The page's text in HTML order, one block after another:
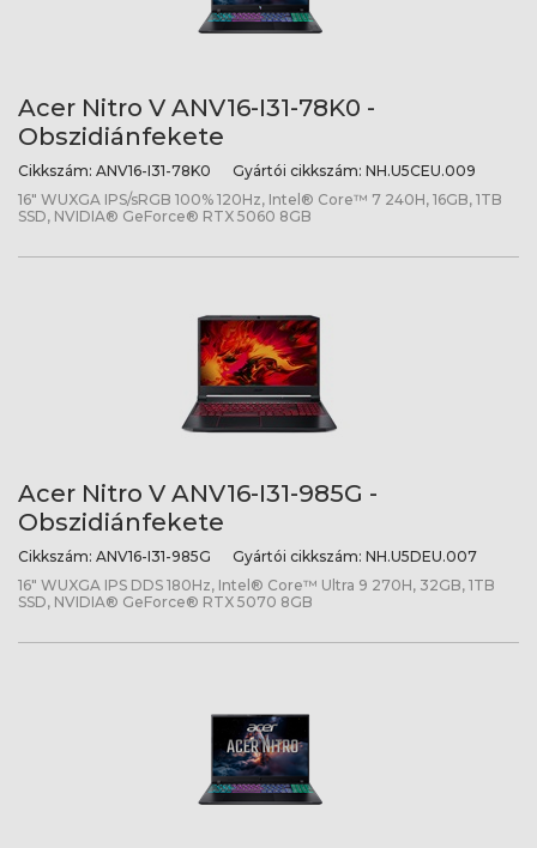
Acer Nitro V ANV16-I31-78K0 -
Obszidiánfekete
Cikkszám: ANV16-I31-78K0 Gyártói cikkszám: NH.U5CEU.009
16" WUXGA IPS/sRGB 100% 120Hz, Intel® Core™ 7 240H, 16GB, 1TB
SSD, NVIDIA® GeForce® RTX 5060 8GB
Acer Nitro V ANV16-I31-985G -
Obszidiánfekete
Cikkszám: ANV16-I31-985G Gyártói cikkszám: NH.U5DEU.007
16" WUXGA IPS DDS 180Hz, Intel® Core™ Ultra 9 270H, 32GB, 1TB
SSD, NVIDIA® GeForce® RTX 5070 8GB